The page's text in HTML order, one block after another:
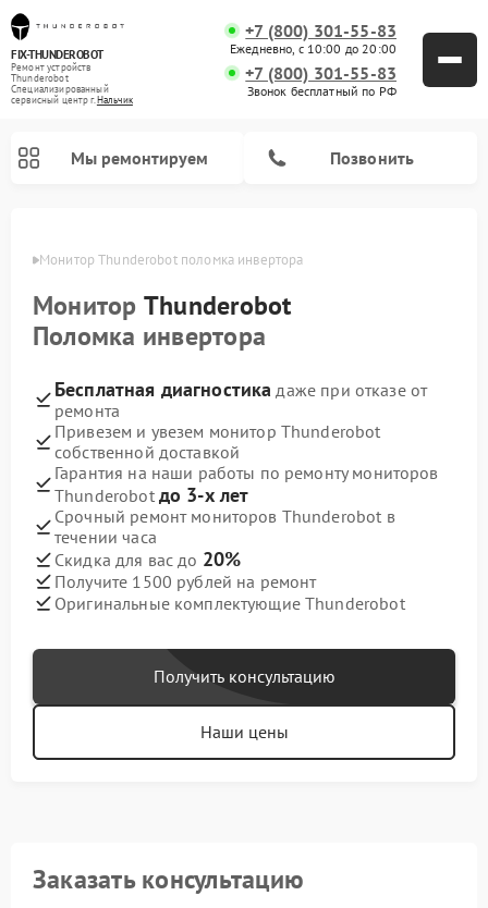
FIX-THUNDEROBOT
Ремонт устройств
Thunderobot
Специализированный
cервисный центр г.Нальчик
+7 (800) 301-55-83
Ежедневно, с 10:00 до 20:00
+7 (800) 301-55-83
Звонок бесплатный по РФ
Мы ремонтируем Позвонить
Монитор Thunderobot поломка инвертора
Монитор Thunderobot
Поломка инвертора
Бесплатная диагностика даже при отказе от
ремонта
Привезем и увезем монитор Thunderobot
собственной доставкой
Гарантия на наши работы по ремонту мониторов
Thunderobot до 3-х лет
Срочный ремонт мониторов Thunderobot в
течении часа
Скидка для вас до 20%
Получите 1500 рублей на ремонт
Оригинальные комплектующие Thunderobot
Получить консультацию
Наши цены
Заказать консультацию